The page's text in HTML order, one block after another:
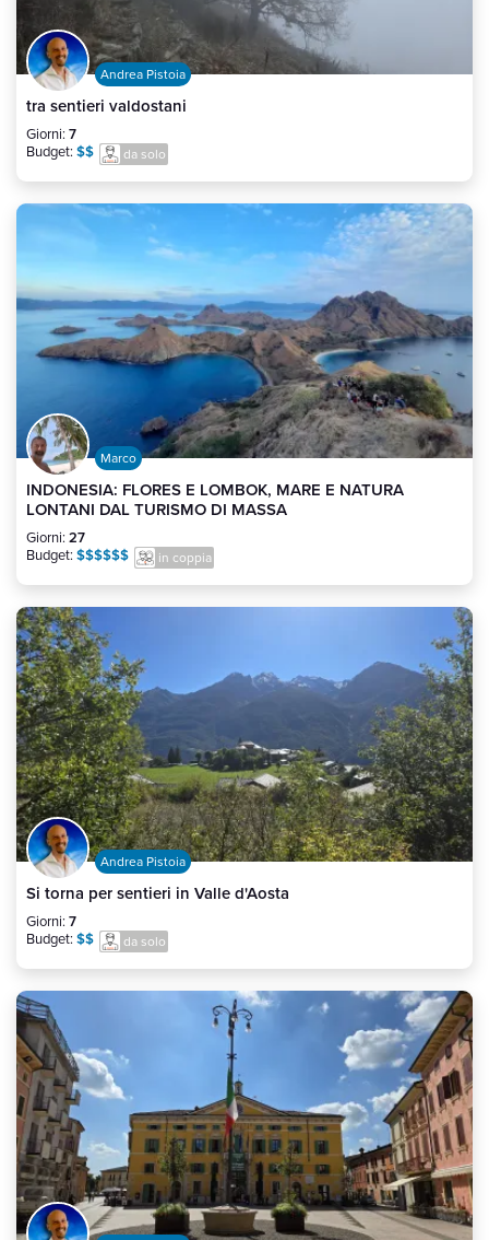
Andrea Pistoia
tra sentieri valdostani
Giorni: 7
Budget: $$ da solo
Marco
INDONESIA: FLORES E LOMBOK, MARE E NATURA
LONTANI DAL TURISMO DI MASSA
Giorni: 27
Budget: $$$$$$ in coppia
Andrea Pistoia
Si torna per sentieri in Valle d'Aosta
Giorni: 7
Budget: $$ da solo